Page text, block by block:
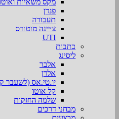
פנדן
תעבורה
צ׳יינה מוטורס
UTI
כתבות
ליסינג
אלבר
אלדן
יו.טי.אס (לשעבר
קל אוטו
שלמה החזקות
מבחני דרכים